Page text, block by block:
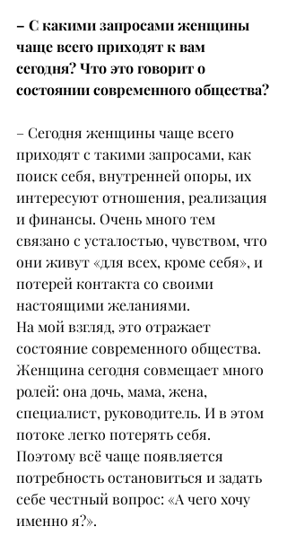
– С какими запросами женщины
чаще всего приходят к вам
сегодня? Что это говорит о
состоянии современного общества?
– Сегодня женщины чаще всего
приходят с такими запросами, как
поиск себя, внутренней опоры, их
интересуют отношения, реализация
и финансы. Очень много тем
связано с усталостью, чувством, что
они живут «для всех, кроме себя», и
потерей контакта со своими
настоящими желаниями.
На мой взгляд, это отражает
состояние современного общества.
Женщина сегодня совмещает много
ролей: она дочь, мама, жена,
специалист, руководитель. И в этом
потоке легко потерять себя.
Поэтому всё чаще появляется
потребность остановиться и задать
себе честный вопрос: «А чего хочу
именно я?».